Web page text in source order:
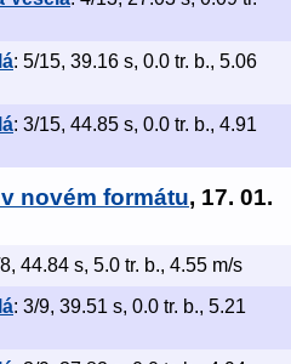
: 5/15, 39.16 s, 0.0 tr. b., 5.06
: 3/15, 44.85 s, 0.0 tr. b., 4.91
novém formátu, 17. 01.
44.84 s, 5.0 tr. b., 4.55 m/s
: 3/9, 39.51 s, 0.0 tr. b., 5.21